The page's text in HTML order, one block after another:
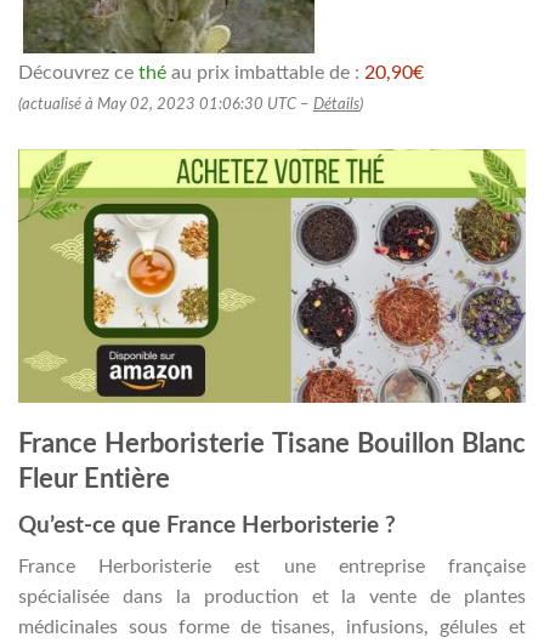
Découvrez ce thé au prix imbattable de : 20,90€
(actualisé à May 02, 2023 01:06:30 UTC – Détails)
France Herboristerie Tisane Bouillon Blanc
Fleur Entière
Qu’est-ce que France Herboristerie ?
France Herboristerie est une entreprise française
spécialisée dans la production et la vente de plantes
médicinales sous forme de tisanes, infusions, gélules et